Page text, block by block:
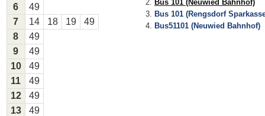
6
49
7
14 18 19
49
8
49
9
49
10
49
11
49
12
49
13
49
Bus 101 (Neuwied Bahnhof)
Bus 101 (Rengsdorf
Bus51101 (Neuwied Bahnhof)